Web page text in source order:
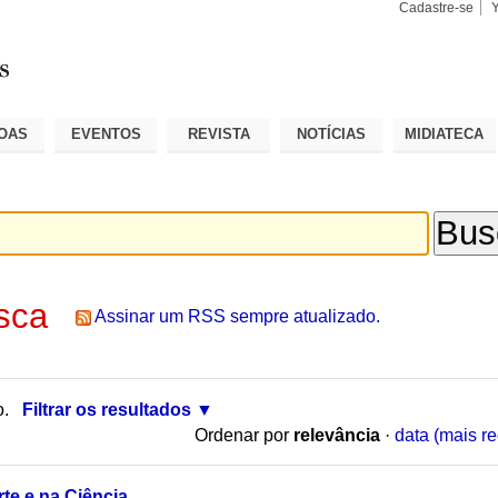
Cadastre-se
EVENTOS REVISTA NOTÍCIAS MIDIATECA
Assinar um RSS sempre atualizado.
Filtrar os resultados
Ordenar por relevância · data (mais